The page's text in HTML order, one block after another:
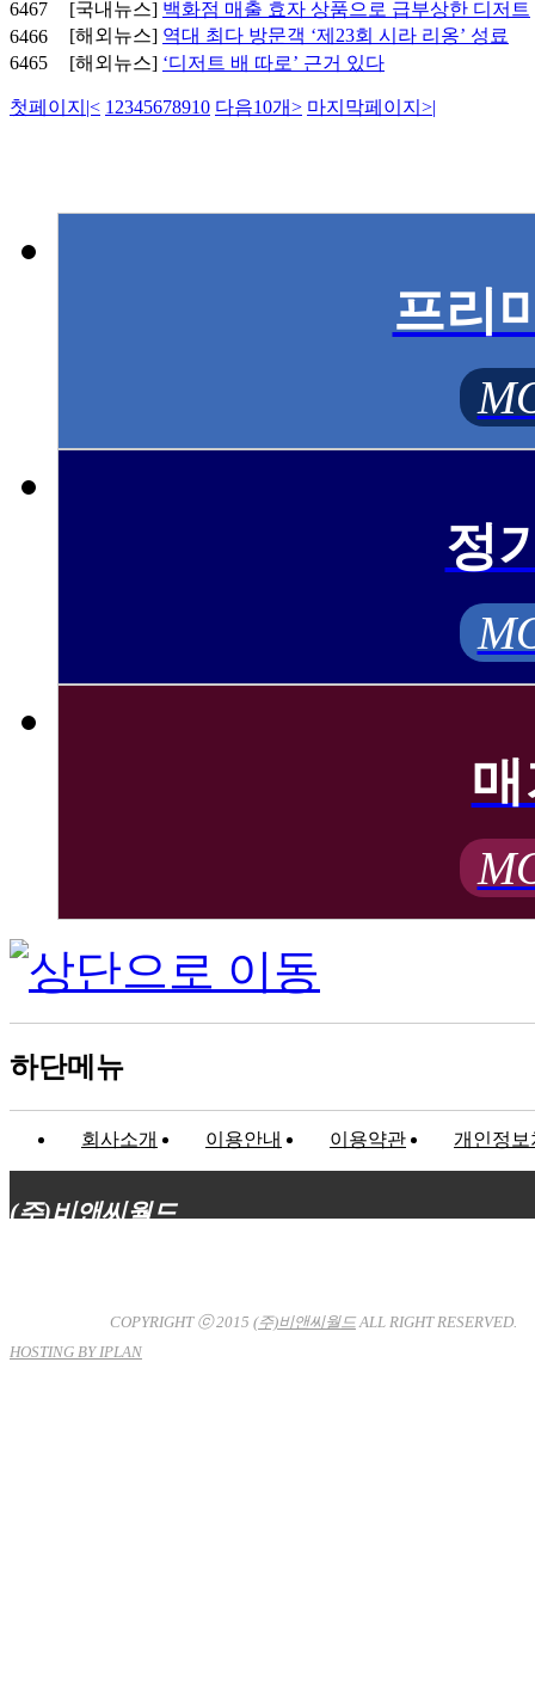
6467 [국내뉴스] 백화점 매출 효자 상품으로 급부상한 디저트
6466
[해외뉴스] 역대 최다 방문객 ‘제23회 시라 리옹’ 성료
6465
[해외뉴스] ‘디저트 배 따로’ 근거 있다
첫페이지 |< 1 2345678910 다음10개> 마지막페이지 >|
프리
정
하단메뉴
회사소개 이용안내 이용약관 개인정보
(주)비앤씨월드
COPYRIGHT ⓒ 2015 (주)비앤씨월드ALL RIGHT RESERVED.
HOSTING BY IPLAN